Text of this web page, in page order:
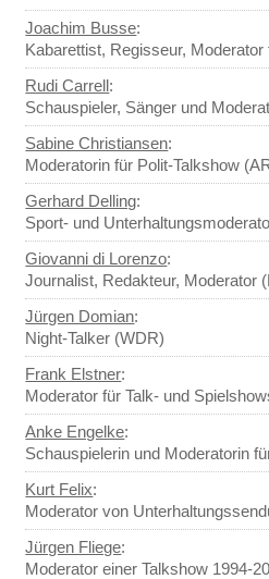
Joachim Busse:
Kabarettist, Regisseur,
Rudi Carrell:
Schauspieler, Sänger und
Sabine Christiansen:
Moderatorin für Polit-Talkshow
Gerhard Delling:
Sport- und
Giovanni di Lorenzo:
Journalist, Redakteur, Moderator
Jürgen Domian:
Night-Talker (WDR)
Frank Elstner:
Moderator für Talk- und
Anke Engelke:
Schauspielerin und Moderatorin
Kurt Felix:
Moderator von
Jürgen Fliege:
Moderator einer Talkshow 1994-